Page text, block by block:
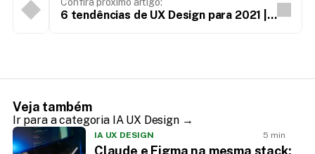
Confira próximo artigo:
6 tendências de UX Design para 2021 |
Veja também
Ir para a categoria IA UX Design →
IA UX DESIGN 5 min